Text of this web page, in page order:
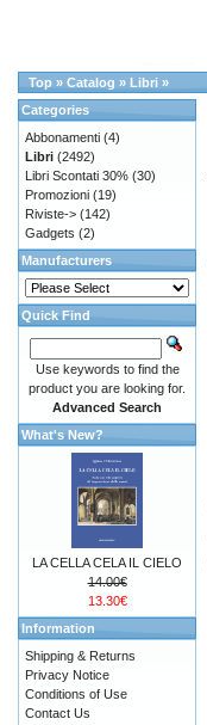
Top » Catalog » Libri »
Categories
Abbonamenti (4)
Libri (2492)
Libri Scontati 30% (30)
Promozioni (19)
Riviste-> (142)
Gadgets (2)
Manufacturers
Quick Find
Use keywords to find the
product you are looking for.
Advanced Search
What's New?
LA CELLA CELA IL CIELO
14.00€
13.30€
Information
Shipping & Returns
Privacy Notice
Conditions of Use
Contact Us